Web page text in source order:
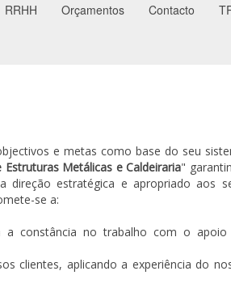
RRHH Orçamentos Contacto
e metas como base do seu
Metálicas e Caldeiraria"
estratégica e apropriado aos
se a:
a constância no trabalho com o apoio
clientes, aplicando a experiência do